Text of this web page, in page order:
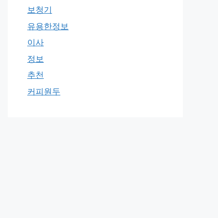
보청기
유용한정보
이사
정보
추천
커피원두